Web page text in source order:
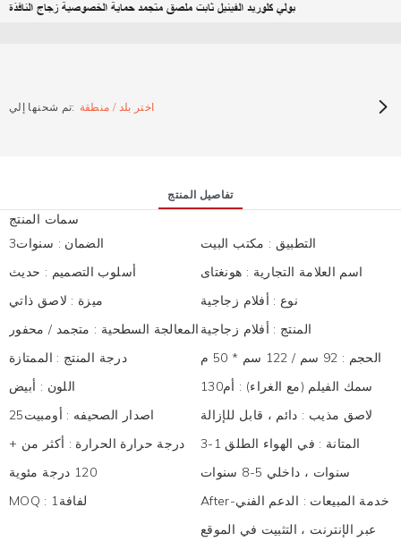
بولي كلوريد الفينيل ثابت ملصق متجمد حماية الخصوصية زجاج النافذة
تم شحنها إلي: اختر بلد / منطقة
تفاصيل المنتج
سمات المنتج
الضمان : سنوات3 التطبيق : مكتب البيت
أسلوب التصميم : حديث اسم العلامة التجارية : هونغتاى
ميزة : لاصق ذاتي نوع : أفلام زجاجية
المعالجة السطحية : متجمد / محفور المنتج : أفلام زجاجية
درجة المنتج : الممتازة الحجم : 92 سم / 122 سم * 50 م
اللون : أبيض سمك الفيلم (مع الغراء) : أم130
اصدار الصحيفه : أومبيت25 لاصق مذيب : دائم ، قابل للإزالة
درجة حرارة الحرارة : أكثر من +
120 درجة مئوية
المتانة :
في الهواء الطلق 1-3
سنوات ، داخلي 5-8 سنوات
MOQ : لفافة1 After-خدمة المبيعات : الدعم الفني
عبر الإنترنت ، التثبيت في الموقع